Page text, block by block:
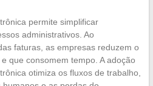
permite simplificar
administrativos. Ao
faturas, as empresas reduzem o
que consomem tempo. A adoção
otimiza os fluxos de trabalho,